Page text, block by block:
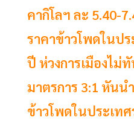
คากิโลฯ ละ 5.40-
ราคาข้าวโพดในป
ปี ห่วงการเมืองไม่
มาตรการ 3:1 หันน
ข้าวโพดในประเท